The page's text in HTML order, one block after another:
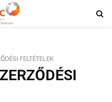
FELTÉTELEK